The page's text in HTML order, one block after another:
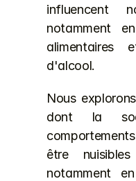
influencent
notamment
alimentaires
d'alcool.
Nous
dont la
être
notamment